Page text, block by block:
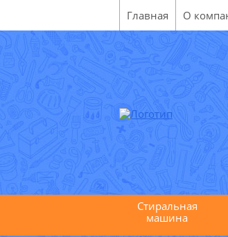
Главная О
Стиральная
машина